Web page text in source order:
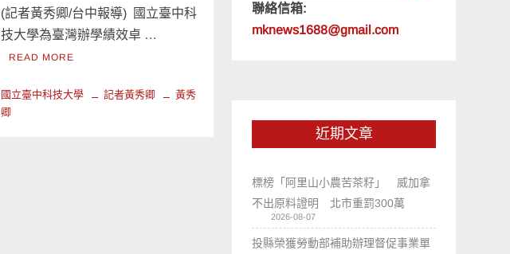
(記者黃秀卿/台中報導) 國立臺中科
技大學為臺灣辦學績效卓 …
READ MORE
國立臺中科技大學 記者黃秀卿
黃秀
卿
聯絡信箱:
mknews1688@gmail.com
近期文章
標榜「阿里山小農苦茶籽」 威加拿
不出原料證明 北市重罰300萬
2026-08-07
投縣榮獲勞動部補助辦理督促事業單